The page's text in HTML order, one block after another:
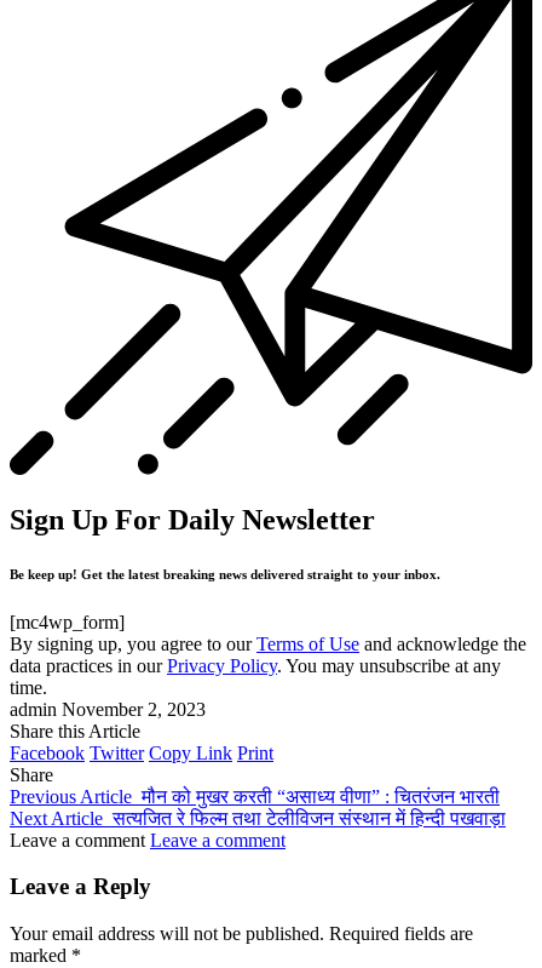
Sign Up For Daily Newsletter
Be keep up! Get the latest breaking news delivered straight to your inbox.
[mc4wp_form]
By signing up, you agree to ourTerms of Use and acknowledge the
data practices in ourPrivacy Policy. You may unsubscribe at any
time.
admin November 2, 2023
Share this Article
Facebook Twitter Copy Link Print
Share
Previous Article मौन को मुखर करती “असाध्य वीणा” : चितरंजन भारती
Next Article सत्यजित रे फिल्म तथा टेलीविजन संस्थान में हिन्दी पखवाड़ा
Leave a comment Leave a comment
Leave a Reply
Your email address will not be published. Required fields are
marked *